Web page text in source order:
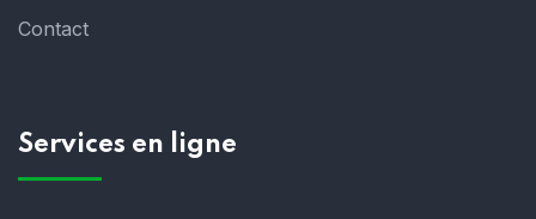
Contact
Services en ligne